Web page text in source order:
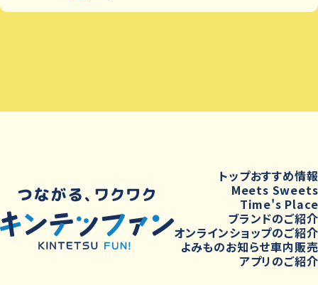
トップおすすめ情報
Meets Sweets
Time's Place
ブランドのご紹介
オンラインショップのご紹介
よみものお知らせ車内販売
アプリのご紹介